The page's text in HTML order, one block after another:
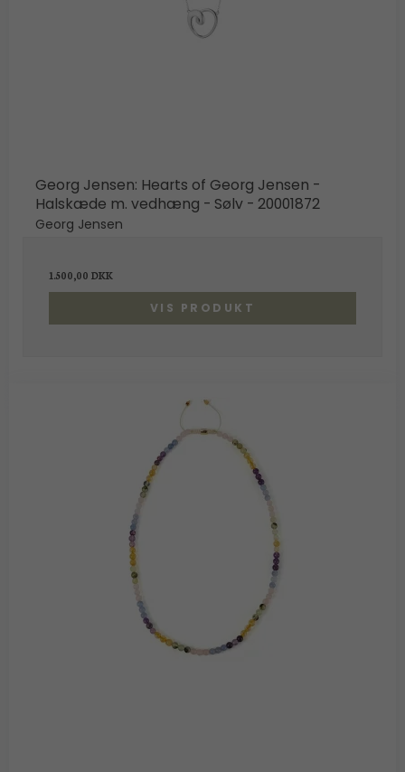
Georg Jensen: Hearts of Georg Jensen -
Halskæde m. vedhæng - Sølv - 20001872
Georg Jensen
1.500,00 DKK
VIS PRODUKT